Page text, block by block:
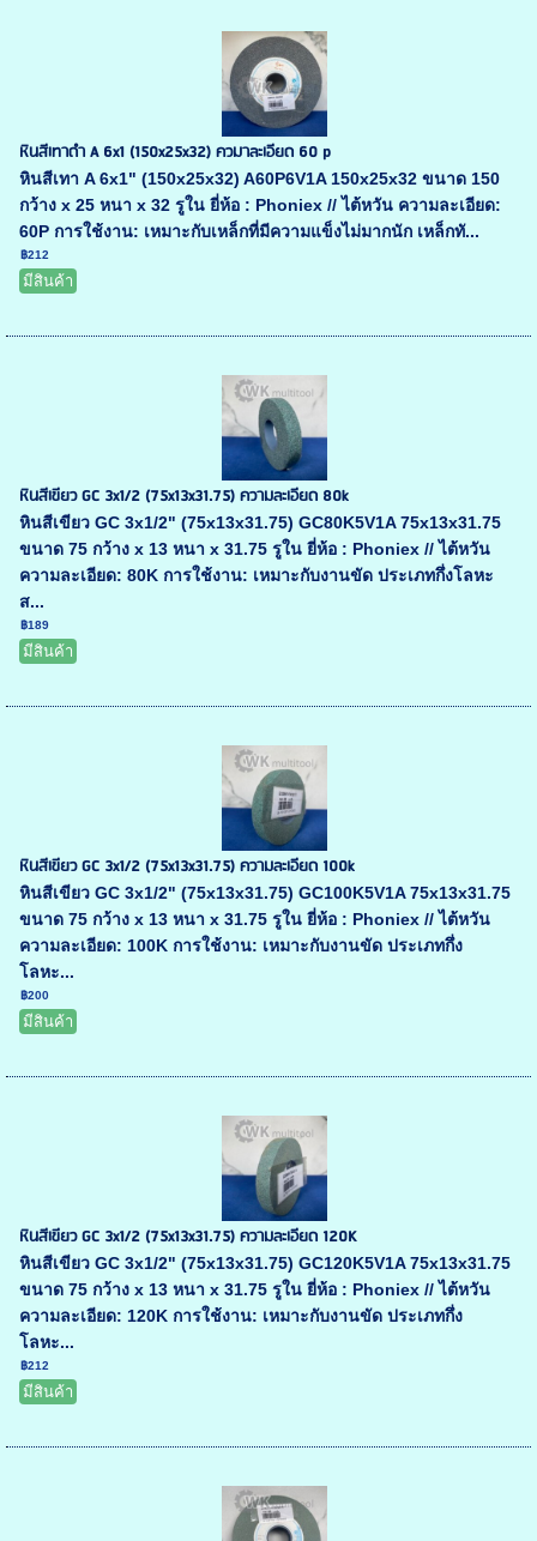
หินสีเทาดำ A 6x1 (150x25x32) ควมาละเอียด 60 p
หินสีเทา A 6x1" (150x25x32) A60P6V1A 150x25x32 ขนาด 150
กว้าง x 25 หนา x 32 รูใน ยี่ห้อ : Phoniex // ไต้หวัน ความละเอียด:
60P การใช้งาน: เหมาะกับเหล็กที่มีความแข็งไม่มากนัก เหล็กทั...
฿212
มีสินค้า
หินสีเขียว GC 3x1/2 (75x13x31.75) ความละเอียด 80k
หินสีเขียว GC 3x1/2" (75x13x31.75) GC80K5V1A 75x13x31.75
ขนาด 75 กว้าง x 13 หนา x 31.75 รูใน ยี่ห้อ : Phoniex // ไต้หวัน
ความละเอียด: 80K การใช้งาน: เหมาะกับงานขัด ประเภทกึ่งโลหะ
ส...
฿189
มีสินค้า
หินสีเขียว GC 3x1/2 (75x13x31.75) ความละเอียด 100k
หินสีเขียว GC 3x1/2" (75x13x31.75) GC100K5V1A 75x13x31.75
ขนาด 75 กว้าง x 13 หนา x 31.75 รูใน ยี่ห้อ : Phoniex // ไต้หวัน
ความละเอียด: 100K การใช้งาน: เหมาะกับงานขัด ประเภทกึ่ง
โลหะ...
฿200
มีสินค้า
หินสีเขียว GC 3x1/2 (75x13x31.75) ความละเอียด 120K
หินสีเขียว GC 3x1/2" (75x13x31.75) GC120K5V1A 75x13x31.75
ขนาด 75 กว้าง x 13 หนา x 31.75 รูใน ยี่ห้อ : Phoniex // ไต้หวัน
ความละเอียด: 120K การใช้งาน: เหมาะกับงานขัด ประเภทกึ่ง
โลหะ...
฿212
มีสินค้า